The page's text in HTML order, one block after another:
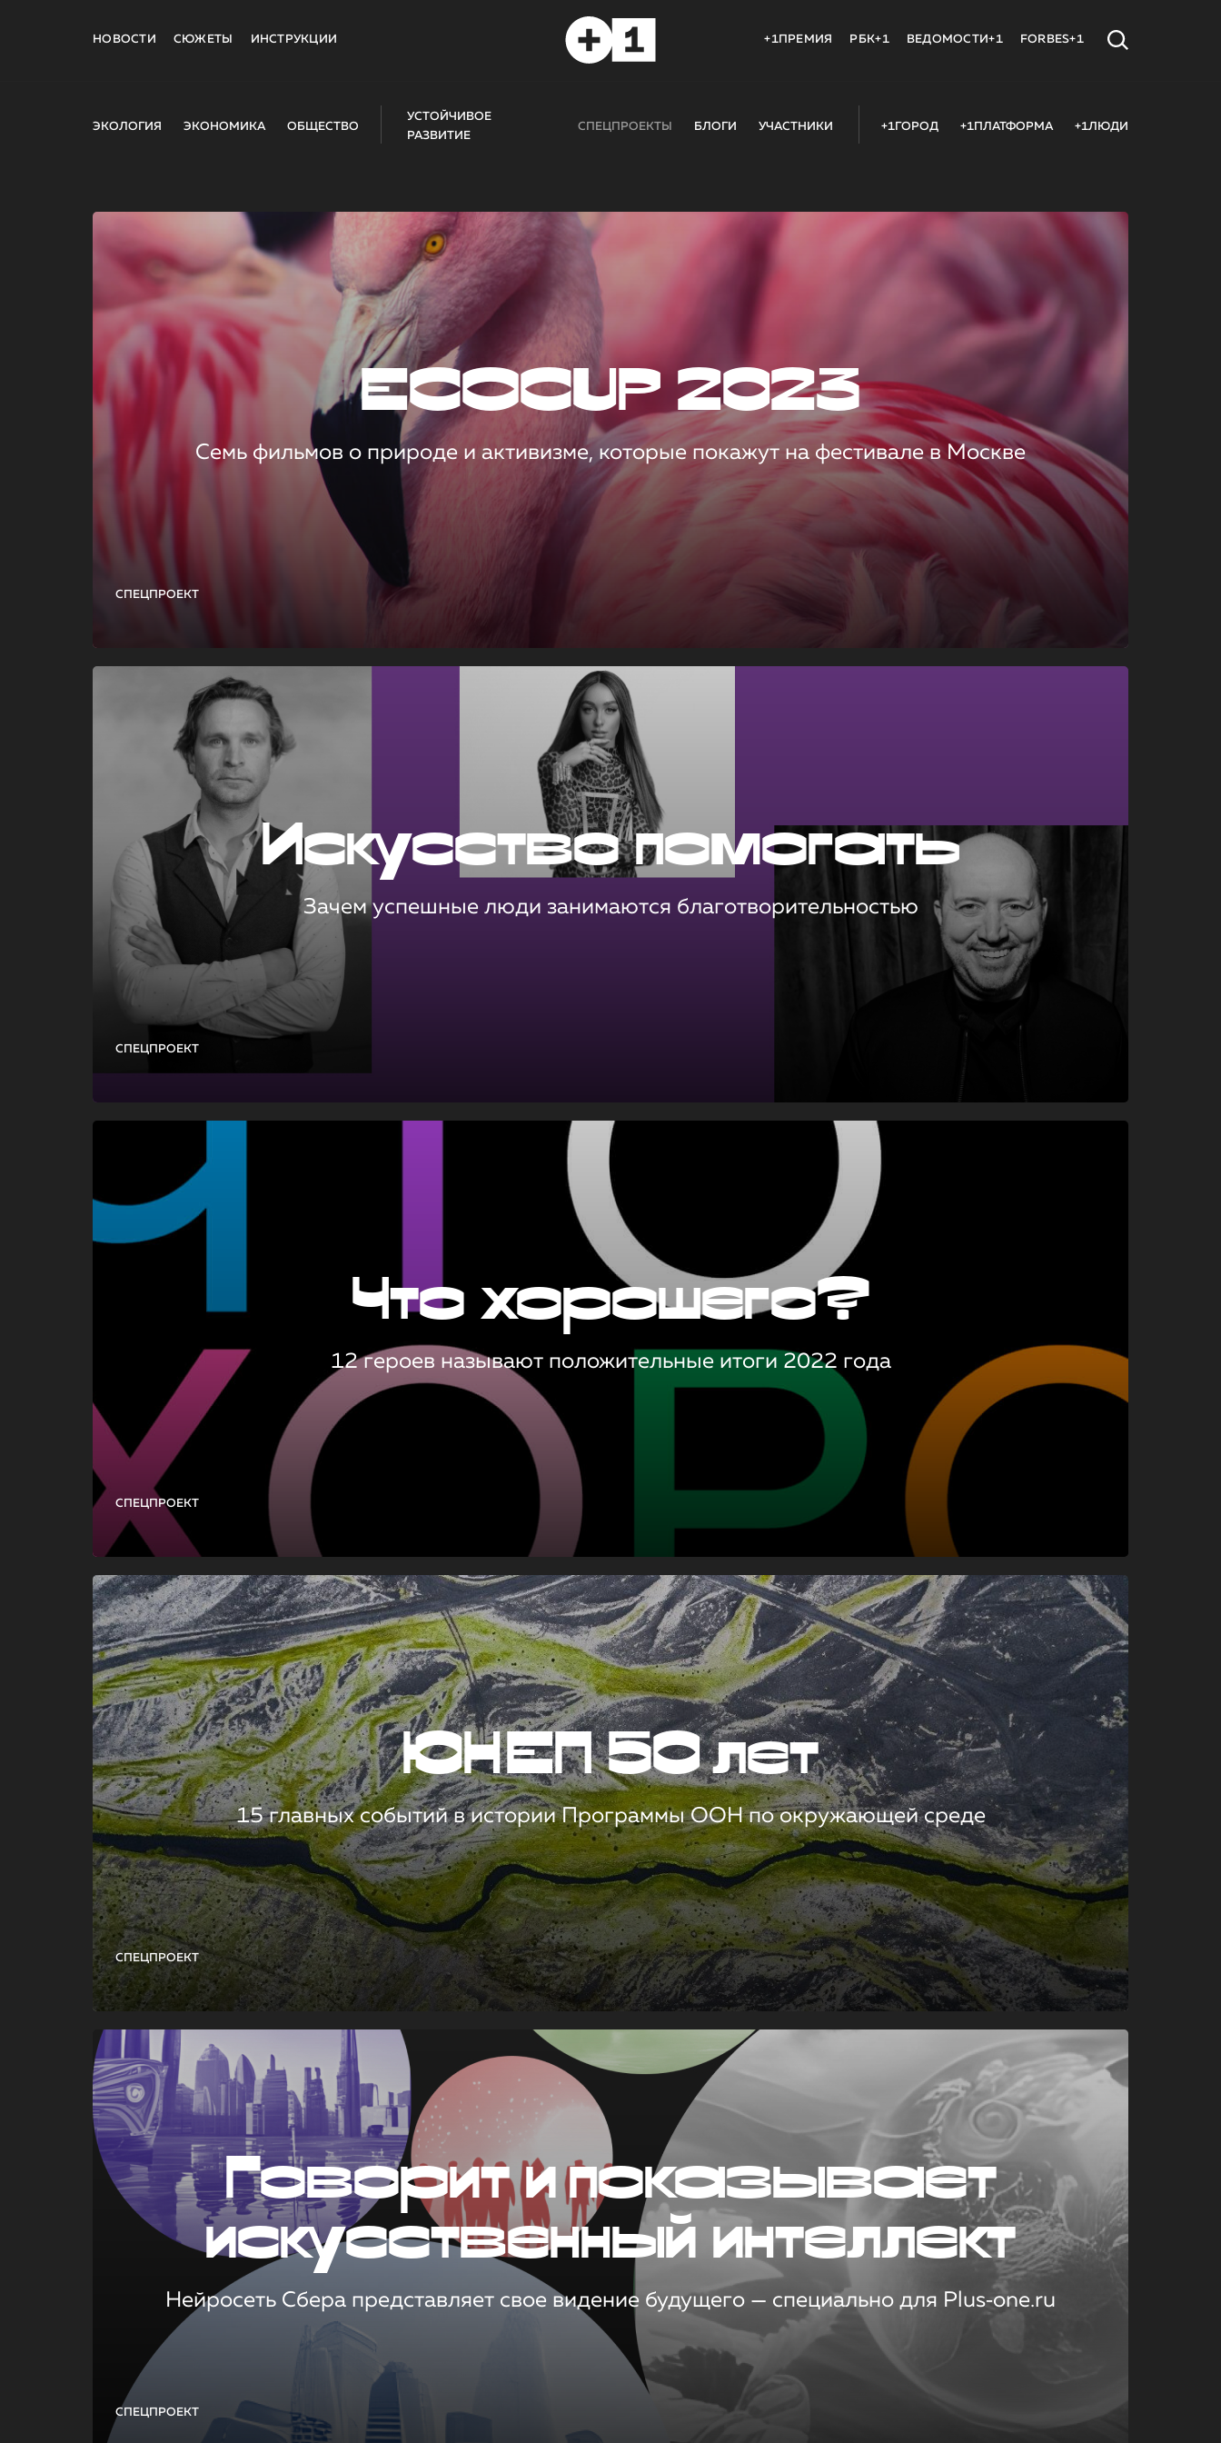
НОВОСТИ СЮЖЕТЫ ИНСТРУКЦИИ +1ПРЕМИЯ РБК+1 ВЕДОМОСТИ+1 FORBES+1
ЭКОЛОГИЯ ЭКОНОМИКА ОБЩЕСТВО
УСТОЙЧИВОЕ
РАЗВИТИЕ
СПЕЦПРОЕКТЫ БЛОГИ УЧАСТНИКИ +1ГОРОД +1ПЛАТФОРМА +1ЛЮДИ
СПЕЦПРОЕКТ
ECOCUP 2023
Семь фильмов о природе и активизме, которые покажут на фестивале в Москве
СПЕЦПРОЕКТ
Искусство помогать
Зачем успешные люди занимаются благотворительностью
СПЕЦПРОЕКТ
Что хорошего?
12 героев называют положительные итоги 2022 года
СПЕЦПРОЕКТ
ЮНЕП 50 лет
15 главных событий в истории Программы ООН по окружающей среде
СПЕЦПРОЕКТ
Говорит и показывает
искусственный интеллект
Нейросеть Сбера представляет свое видение будущего — специально для Plus‑one.ru